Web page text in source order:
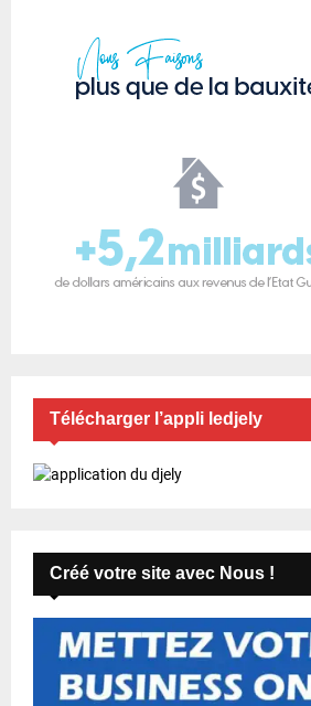
Télécharger l’appli ledjely
Créé votre site avec Nous !